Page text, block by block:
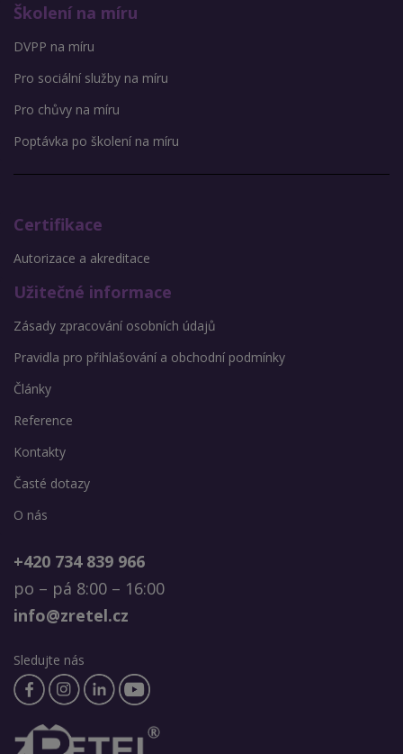
Školení na míru
DVPP na míru
Pro sociální služby na míru
Pro chůvy na míru
Poptávka po školení na míru
Certifikace
Autorizace a akreditace
Užitečné informace
Zásady zpracování osobních údajů
Pravidla pro přihlašování a obchodní podmínky
Články
Reference
Kontakty
Časté dotazy
O nás
+420 734 839 966
po – pá 8:00 – 16:00
info@zretel.cz
Sledujte nás